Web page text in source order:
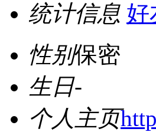
统计信息 好
性别保密
生日-
个人主页